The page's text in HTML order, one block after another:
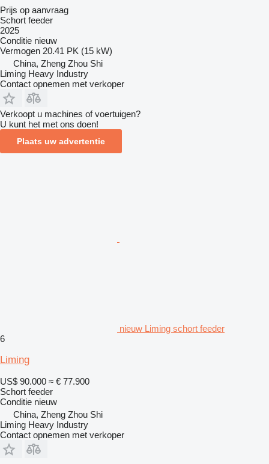
Prijs op aanvraag
Schort feeder
2025
Conditie nieuw
Vermogen 20.41 PK (15 kW)
China, Zheng Zhou Shi
Liming Heavy Industry
Contact opnemen met verkoper
Verkoopt u machines of voertuigen?
U kunt het met ons doen!
Plaats uw advertentie
nieuw Liming schort feeder
6
Liming
US$ 90.000 ≈ € 77.900
Schort feeder
Conditie nieuw
China, Zheng Zhou Shi
Liming Heavy Industry
Contact opnemen met verkoper